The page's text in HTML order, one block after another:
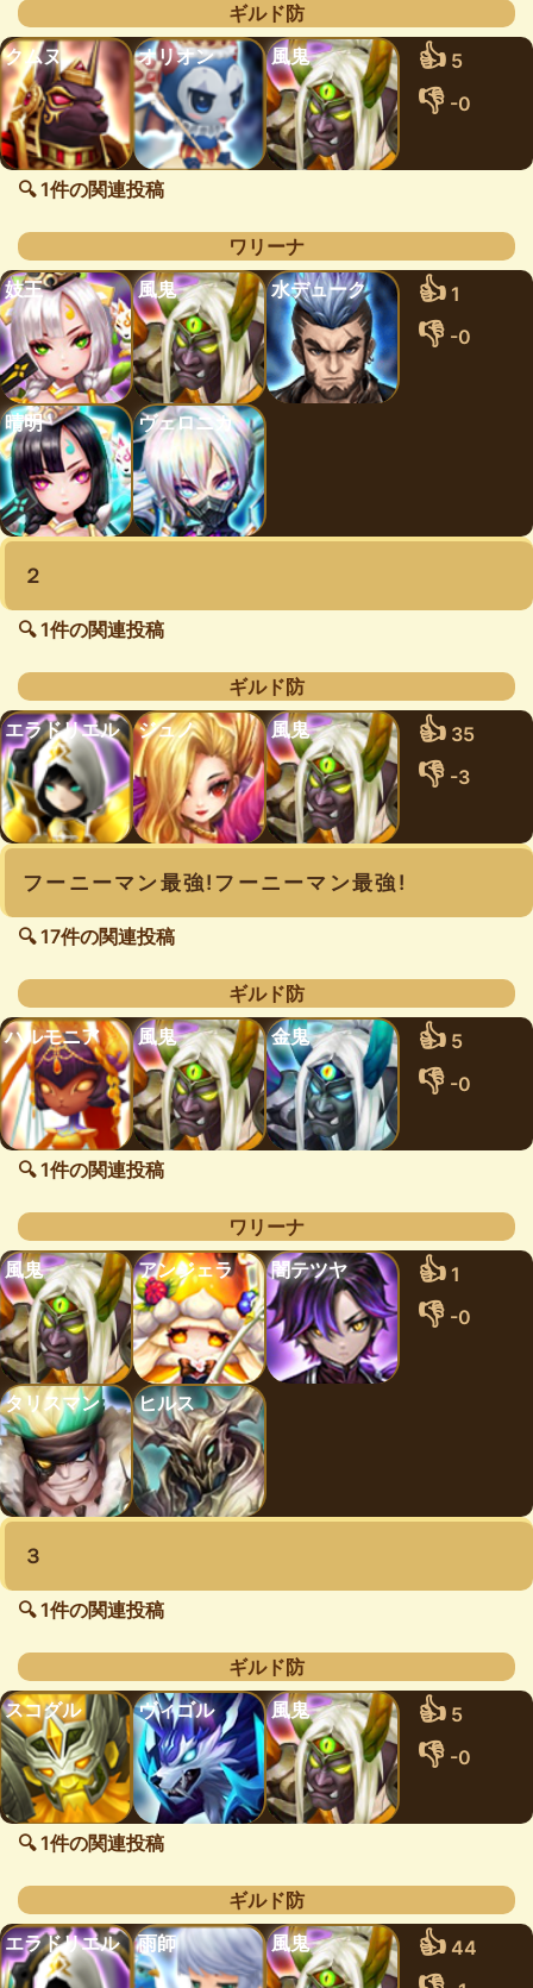
ギルド防
クムヌ
オリオン 風鬼 👍 5
👎 -0
🔍 1件の関連投稿
ワリーナ
妓王
風鬼 水デューク 👍 1
👎 -0
晴明 ヴェロニカ
２
🔍 1件の関連投稿
ギルド防
エラドリエル
ジュノ 風鬼 👍 35
👎 -3
フーニーマン最強!フーニーマン最強!
🔍 17件の関連投稿
ギルド防
ハルモニア
風鬼 金鬼 👍 5
👎 -0
🔍 1件の関連投稿
ワリーナ
風鬼
アンジェラ 闇テツヤ 👍 1
👎 -0
タリスマン ヒルス
３
🔍 1件の関連投稿
ギルド防
スコグル
ヴィゴル 風鬼 👍 5
👎 -0
🔍 1件の関連投稿
ギルド防
エラドリエル
雨師 風鬼 👍 44